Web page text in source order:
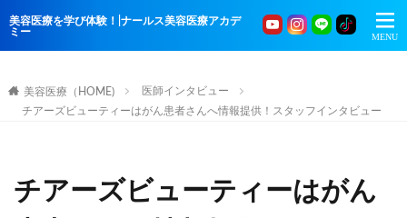
美容医療を学び体験！|ナールス美容医療アカデ
ミー
美容医療（HOME)
医師インタビュー
チアーズビューティーはがん患者さんへ情報提供！スタッフインタビュー
チアーズビューティーはがん